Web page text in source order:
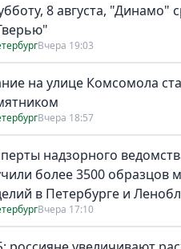
8 августа, "Динамо"
Вчера 19:03
на улице Комсомола
Вчера 18:57
надзорного
более 3500 образцов
в Петербурге и
Вчера 17:10